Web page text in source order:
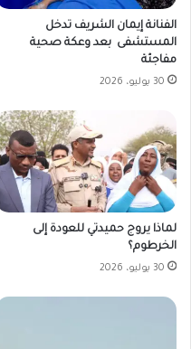
الفنانة إيمان الشريف تدخل
المستشفى بعد وعكة صحية
مفاجئة
30 يوليو، 2026
لماذا يروج حميدتي للعودة إلى
الخرطوم؟
30 يوليو، 2026